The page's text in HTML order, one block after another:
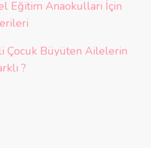
Eğitim Anaokulları İçin
Çocuk Büyüten Ailelerin
?